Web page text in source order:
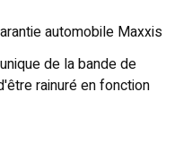
automobile Maxxis
de la bande de
rainuré en fonction